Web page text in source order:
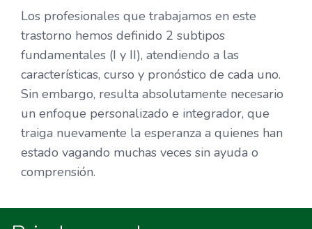
Los profesionales que trabajamos en este
trastorno hemos definido 2 subtipos
fundamentales (I y II), atendiendo a las
características, curso y pronóstico de cada uno.
Sin embargo, resulta absolutamente necesario
un enfoque personalizado e integrador, que
traiga nuevamente la esperanza a quienes han
estado vagando muchas veces sin ayuda o
comprensión.